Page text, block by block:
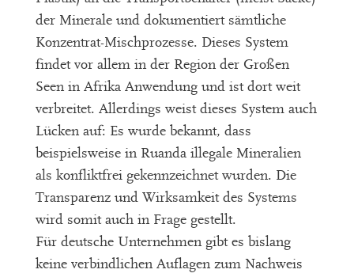
der Minerale und dokumentiert sämtliche
Konzentrat-Mischprozesse. Dieses System
findet vor allem in der Region der Großen
Seen in Afrika Anwendung und ist dort weit
verbreitet. Allerdings weist dieses System auch
Lücken auf: Es wurde bekannt, dass
beispielsweise in Ruanda illegale Mineralien
als konfliktfrei gekennzeichnet wurden. Die
Transparenz und Wirksamkeit des Systems
wird somit auch in Frage gestellt.
Für deutsche Unternehmen gibt es bislang
keine verbindlichen Auflagen zum Nachweis